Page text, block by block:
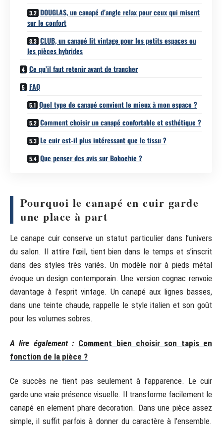
DOUGLAS, un canapé d’angle relax pour ceux qui misent
sur le confort
CLUB, un canapé lit vintage pour les petits espaces ou
les pièces hybrides
Ce qu’il faut retenir avant de trancher
FAQ
Quel type de canapé convient le mieux à mon espace ?
Comment choisir un canapé confortable et esthétique ?
Le cuir est-il plus intéressant que le tissu ?
Que penser des avis sur Bobochic ?
Pourquoi le canapé en cuir garde
une place à part
Le canape cuir conserve un statut particulier dans l’univers
du salon. Il attire l’œil, tient bien dans le temps et s’inscrit
dans des styles très variés. Un modèle noir à pieds métal
évoque un design contemporain. Une version cognac renvoie
davantage à l’esprit vintage. Un canapé aux lignes basses,
dans une teinte chaude, rappelle le style italien et son goût
pour les volumes sobres.
A lire également : Comment bien choisir son tapis en
fonction de la pièce ?
Ce succès ne tient pas seulement à l’apparence. Le cuir
garde une vraie présence visuelle. Il transforme facilement le
canapé en element phare decoration. Dans une pièce assez
simple, il suffit parfois à donner du caractère à l’ensemble.